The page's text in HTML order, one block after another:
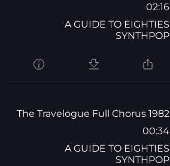
02:16
A GUIDE TO EIGHTIES
SYNTHPOP
1982 The Travelogue Full Chorus
00:34
A GUIDE TO EIGHTIES
SYNTHPOP